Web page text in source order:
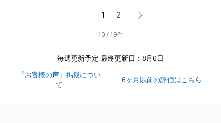
引き続きよろしくお願い申し上げます。
閉じる
1 2
10 / 19件
毎週更新予定 最終更新日：8月6日
『お客様の声』掲載につい
て
6ヶ月以前の評価はこちら